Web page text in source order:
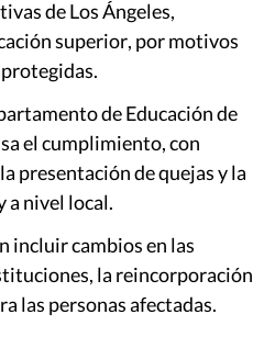
de Los Ángeles,
superior, por motivos
de Educación de
el cumplimiento, con
presentación de quejas y la
a nivel local.
incluir cambios en las
la reincorporación
las personas afectadas.